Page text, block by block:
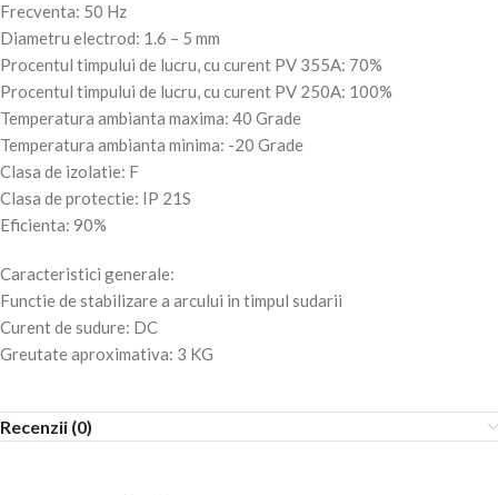
Frecventa: 50 Hz
Diametru electrod: 1.6 – 5 mm
Procentul timpului de lucru, cu curent PV 355A: 70%
Procentul timpului de lucru, cu curent PV 250A: 100%
Temperatura ambianta maxima: 40 Grade
Temperatura ambianta minima: -20 Grade
Clasa de izolatie: F
Clasa de protectie: IP 21S
Eficienta: 90%
Caracteristici generale:
Functie de stabilizare a arcului in timpul sudarii
Curent de sudure: DC
Greutate aproximativa: 3 KG
Recenzii (0)